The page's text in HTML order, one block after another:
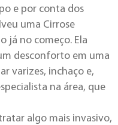
e por conta dos
uma Cirrose
já no começo. Ela
desconforto em uma
varizes, inchaço e,
na área, que
algo mais invasivo,